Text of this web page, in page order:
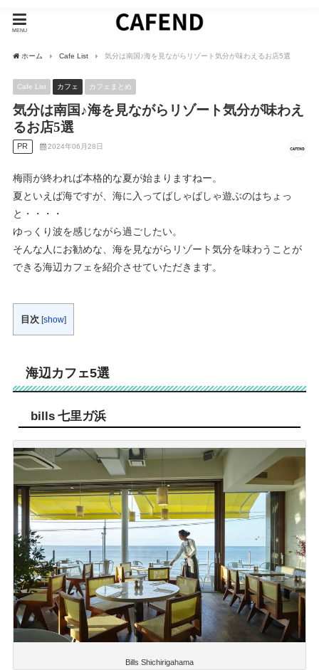
MENU
ホーム Cafe List 気分は南国♪海を見ながらリゾート気分が味わえるお店5選
Cafe List カフェ カフェまとめ
気分は南国♪海を見ながらリゾート気分が味わえ
るお店5選
PR 2024年06月28日
梅雨が終われば本格的な夏が始まりますねー。
夏といえば海ですが、海に入ってばしゃばしゃ遊ぶのはちょっ
と・・・・
ゆっくり波を感じながら過ごしたい。
そんな人にお勧めな、海を見ながらリゾート気分を味わうことが
できる海辺カフェを紹介させていただきます。
目次 show
海辺カフェ5選
bills 七里ガ浜
Bills Shichirigahama